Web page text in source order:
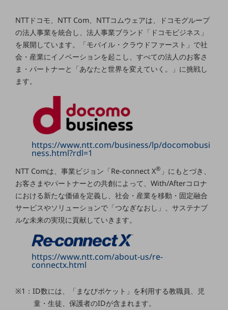
ネットワーク
モバイル・音声
バックオフィス
リモート・ハイブリッドワーク
セキュリティ
その他のお悩みはこちら
業界から見つける
業界から見つけるTOP
小売・卸売業
運輸業
建設業
その他の業界はこちら
ゲーム感覚で見つける
NTTドコモビジネス
オンラインショップ
NTTドコモ、NTT Com、NTTコムウェアは、ドコモグループ
の法人事業を統合し、法人事業ブランド「ドコモビジネス」
を展開しています。「モバイル・クラウドファースト」で社
会・産業にイノベーションを起こし、すべての法人のお客さ
ま・パートナーと「あなたと世界を変えていく。」に挑戦し
ます。
https://www.ntt.com/business/lp/docomobusi
ness.html?rdl=1
NTT Comは、事業ビジョン「Re-connect X® 」にもとづき、
お客さまやパートナーとの共創によって、With/Afterコロナ
における新たな価値を定義し、社会・産業を移動・固定融合
サービスやソリューションで「つなぎなおし」、サステナブ
ルな未来の実現に貢献していきます。
https://www.ntt.com/about-us/re-
connectx.html
※1：ID数には、「まなびポケット」を利用する教職員、児
童・生徒、保護者のIDが含まれます。